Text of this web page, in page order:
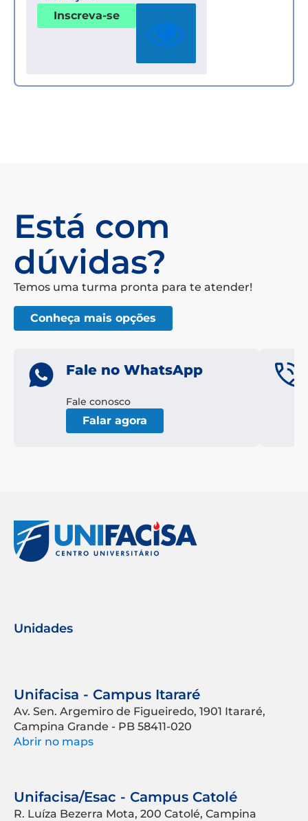
Inscreva-se
Está com
dúvidas?
Temos uma turma pronta para te atender!
Conheça mais opções
Fale no WhatsApp
Fale conosco
Falar agora
Unidades
Unifacisa - Campus Itararé
Av. Sen. Argemiro de Figueiredo, 1901 Itararé,
Campina Grande - PB 58411-020
Abrir no maps
Unifacisa/Esac - Campus Catolé
R. Luíza Bezerra Mota, 200 Catolé, Campina